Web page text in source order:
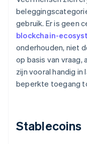
gebruik. Er is geen
blockchain-
onderhouden, niet
op basis van vraag,
zijn vooral handig
beperkte toegang
Stablecoins